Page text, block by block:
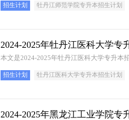
招生计划 牡丹江师范学院专升本招生计划
2024-2025年牡丹江医科大学专
招生计划 牡丹江医科大学专升本招生计划
2024-2025年黑龙江工业学院专